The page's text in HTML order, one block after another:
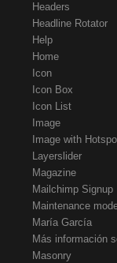
Headers
Headline Rotator
Help
Home
Icon
Icon Box
Icon List
Image
Image with
Layerslider
Magazine
Mailchimp Signup
Maintenance
María García
Más información
Masonry